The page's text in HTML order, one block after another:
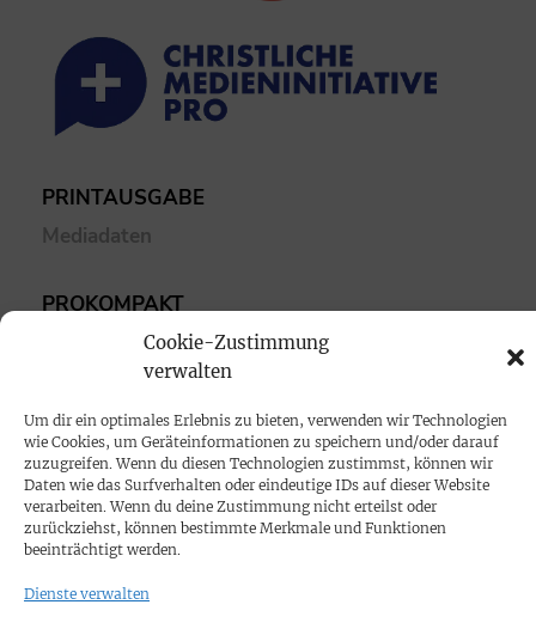
Cookie-Zustimmung
verwalten
Um dir ein optimales Erlebnis zu bieten, verwenden wir Technologien
wie Cookies, um Geräteinformationen zu speichern und/oder darauf
zuzugreifen. Wenn du diesen Technologien zustimmst, können wir
Daten wie das Surfverhalten oder eindeutige IDs auf dieser Website
verarbeiten. Wenn du deine Zustimmung nicht erteilst oder
zurückziehst, können bestimmte Merkmale und Funktionen
beeinträchtigt werden.
Dienste verwalten
PRINTAUSGABE
Mediadaten
PROKOMPAKT
Impressum
SPENDEN
Datenschutz
KONTAKT
Cookie-Richtlinie